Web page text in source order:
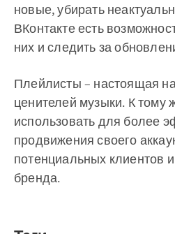
новые, убирать
ВКонтакте есть
них и следить за
Плейлисты – настоящая
ценителей музыки. К тому
использовать для более
продвижения своего
потенциальных клиентов
бренда.